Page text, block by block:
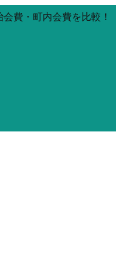
費・町内会費を比較！